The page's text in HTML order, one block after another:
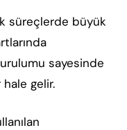
süreçlerde büyük
sayesinde
hale gelir.